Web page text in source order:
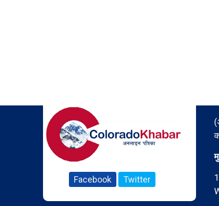
Facebook Twitter